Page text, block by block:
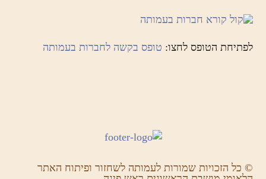
לפתיחת הטופס לחצו: טופס בקשה לחברות בעמותה
© כל הזכויות שמורות לעמותה לשחזור ופיתוח האתר